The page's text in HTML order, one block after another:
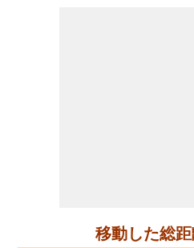
移動した総距